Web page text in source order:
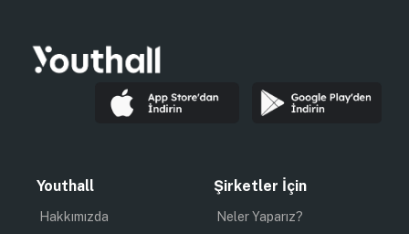
Youthall
Hakkımızda
Şirketler İçin
Neler Yaparız?